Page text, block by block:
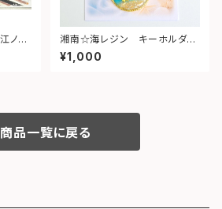
湘南☆海レジン キーホルダー
（丸型）➁
¥1,000
商品一覧に戻る